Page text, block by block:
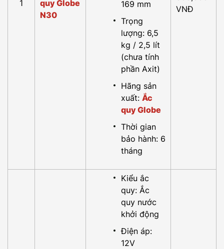
1
quy Globe
N30
169 mm
Trọng
lượng: 6,5
kg / 2,5 lít
(chưa tính
phần Axit)
Hãng sản
xuất: Ắc
quy Globe
Thời gian
bảo hành: 6
tháng
VNĐ
Kiểu ắc
quy: Ắc
quy nước
khởi động
Điện áp:
12V